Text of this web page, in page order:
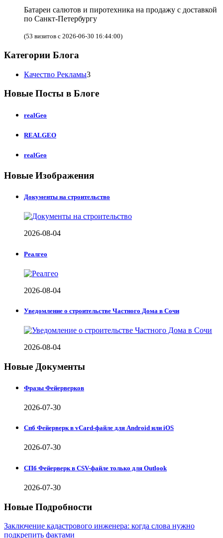
Батареи салютов и пиротехника на продажу с доставкой
по Санкт-Петербургу
(53 визитов с 2026-06-30 16:44:00)
Категории Блога
Качество Рекламы3
Новые Посты в Блоге
realGeo
REALGEO
realGeo
Новые Изображения
Документы на строительство
2026-08-04
Реалгео
2026-08-04
Уведомление о строительстве Частного Дома в Сочи
2026-08-04
Новые Документы
Фразы Фейерверков
2026-07-30
Спб Фейерверк в vCard-файле для Android или iOS
2026-07-30
СПб Фейерверк в CSV-файле только для Outlook
2026-07-30
Новые Подробности
Заключение кадастрового инженера: когда слова нужно
подкрепить фактами